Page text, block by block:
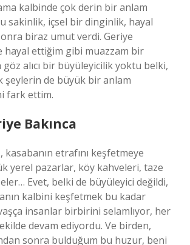
kalbinde çok derin bir anlam
sakinlik, içsel bir dinginlik, hayal
sonra biraz umut verdi. Geriye
hayal ettiğim gibi muazzam bir
göz alıcı bir büyüleyicilik yoktu belki,
şeylerin de büyük bir anlam
fark ettim.
Bakınca
etrafını keşfetmeye
yerel pazarlar, köy kahveleri, taze
Evet, belki de büyüleyici değildi,
kalbini keşfetmek bu kadar
insanlar birbirini selamlıyor, her
devam ediyordu. Ve birden,
sonra bulduğum bu huzur, beni